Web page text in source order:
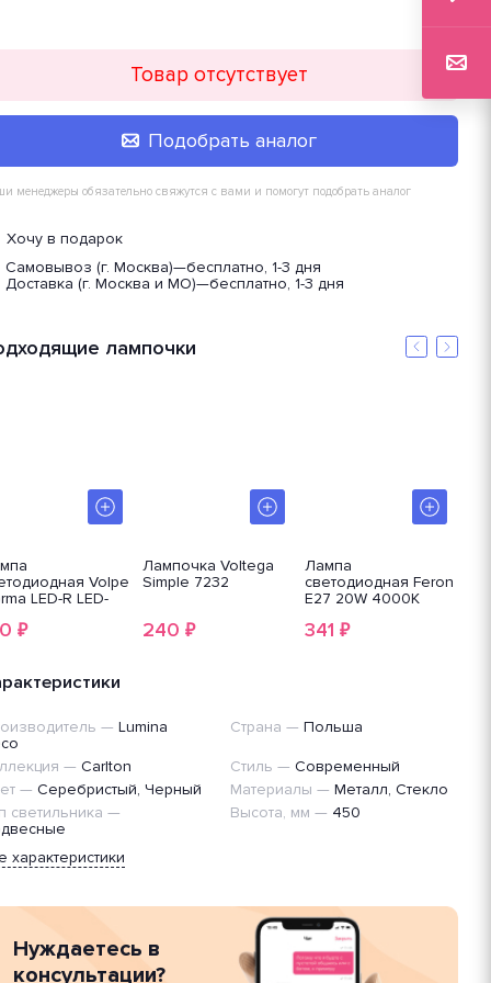
Товар отсутствует
Подобрать аналог
менеджеры обязательно свяжутся с вами и помогут подобрать аналог
Хочу в подарок
Самовывоз (г. Москва)—бесплатно, 1-3 дня
Доставка (г. Москва и МО)—бесплатно, 1-3 дня
лампочки
Volpe
LED-R LED-
6500K/E27/FR/NR
₽
Лампочка Voltega
Simple 7232
240 ₽
Лампа
светодиодная Feron
E27 20W 4000K
38042
341 ₽
— Lumina
Страна — Польша
— Carlton Стиль — Современный
— Серебристый, Черный Материалы — Металл, Стекло
светильника —
Высота, мм — 450
характеристики
Нуждаетесь в
консультации?